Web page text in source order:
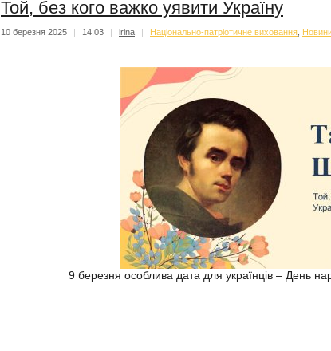
Той, без кого важко уявити Україну
10 березня 2025 | 14:03 | irina | Національно-патріотичне виховання
9 березня особлива дата для українців – День